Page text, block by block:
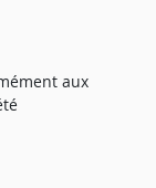
aux